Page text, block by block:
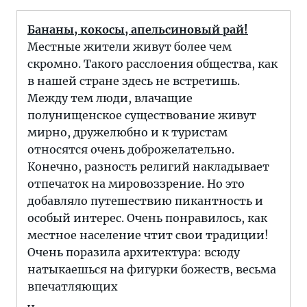
Бананы, кокосы, апельсиновый рай!
Местные жители живут более чем
скромно. Такого расслоения общества, как
в нашей стране здесь не встретишь.
Между тем люди, влачащие
полунищенское существование живут
мирно, дружелюбно и к туристам
относятся очень доброжелательно.
Конечно, разность религий накладывает
отпечаток на мировоззрение. Но это
добавляло путешествию пикантность и
особый интерес. Очень понравилось, как
местное население чтит свои традиции!
Очень поразила архитектура: всюду
натыкаешься на фигурки божеств, весьма
впечатляющих